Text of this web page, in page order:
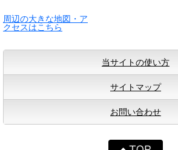
周辺の大きな地図・ア
クセスはこちら
当サイトの使い方
サイトマップ
お問い合わせ